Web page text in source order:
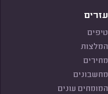
עזרים
טיפים
המלצות
מחירים
מחשבונים
המומחים עונים